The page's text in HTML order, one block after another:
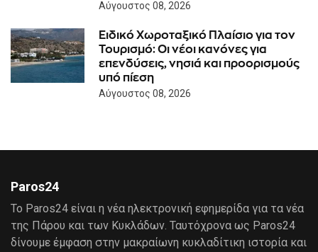
Αύγουστος 08, 2026
Ειδικό Χωροταξικό Πλαίσιο για τον
Τουρισμό: Οι νέοι κανόνες για
επενδύσεις, νησιά και προορισμούς
υπό πίεση
Αύγουστος 08, 2026
Paros24
Το Paros24 είναι η νέα ηλεκτρονική εφημερίδα για τα νέα
της Πάρου και των Κυκλάδων. Ταυτόχρονα ως Paros24
δίνουμε έμφαση στην μακραίωνη κυκλαδίτικη ιστορία και